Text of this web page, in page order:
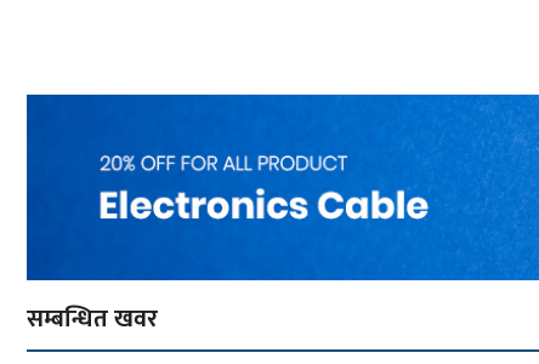
सम्बन्धित खवर